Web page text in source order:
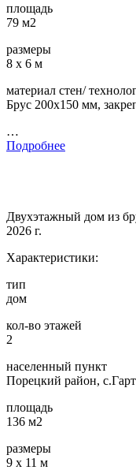
площадь
79 м2
размеры
8 х 6 м
материал стен/
Брус 200х150 мм,
…
Подробнее
Двухэтажный дом из
2026 г.
Характеристики:
тип
дом
кол-во этажей
2
населенный пункт
Порецкий район, с.Гарт
площадь
136 м2
размеры
9 х 11 м